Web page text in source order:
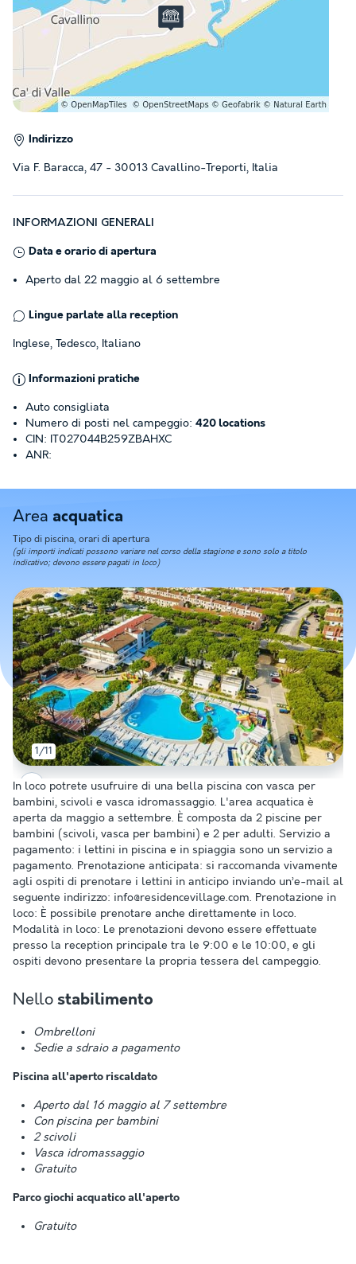
Indirizzo
Via F. Baracca, 47 - 30013 Cavallino-Treporti, Italia
INFORMAZIONI GENERALI
Data e orario di apertura
Aperto dal 22 maggio al 6 settembre
Lingue parlate alla reception
Inglese, Tedesco, Italiano
Informazioni pratiche
Auto consigliata
Numero di posti nel campeggio: 420 locations
CIN: IT027044B259ZBAHXC
ANR:
Area acquatica
Tipo di piscina, orari di apertura
(gli importi indicati possono variare nel corso della stagione e sono solo a titolo
indicativo; devono essere pagati in loco)
1/11
In loco potrete usufruire di una bella piscina con vasca per
bambini, scivoli e vasca idromassaggio. L'area acquatica è
aperta da maggio a settembre. È composta da 2 piscine per
bambini (scivoli, vasca per bambini) e 2 per adulti. Servizio a
pagamento: i lettini in piscina e in spiaggia sono un servizio a
pagamento. Prenotazione anticipata: si raccomanda vivamente
agli ospiti di prenotare i lettini in anticipo inviando un’e-mail al
seguente indirizzo: info@residencevillage.com. Prenotazione in
loco: È possibile prenotare anche direttamente in loco.
Modalità in loco: Le prenotazioni devono essere effettuate
presso la reception principale tra le 9:00 e le 10:00, e gli
ospiti devono presentare la propria tessera del campeggio.
Nello stabilimento
Ombrelloni
Sedie a sdraio a pagamento
Piscina all'aperto riscaldato
Aperto dal 16 maggio al 7 settembre
Con piscina per bambini
2 scivoli
Vasca idromassaggio
Gratuito
Parco giochi acquatico all'aperto
Gratuito